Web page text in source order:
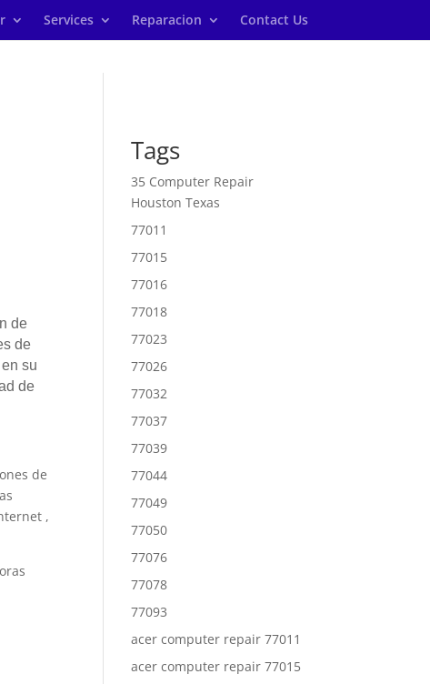
Services Reparacion Contact Us
de
de
su
de
de
,
Tags
35 Computer Repair
Houston Texas
77011
77015
77016
77018
77023
77026
77032
77037
77039
77044
77049
77050
77076
77078
77093
acer computer repair 77011
acer computer repair 77015